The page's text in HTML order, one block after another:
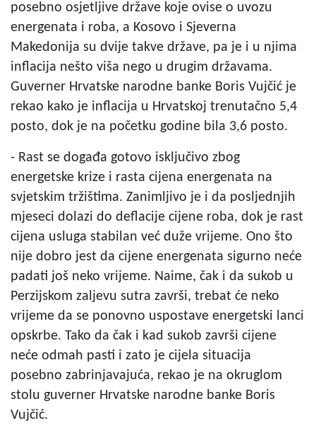
posebno osjetljive države koje ovise o uvozu
energenata i roba, a Kosovo i Sjeverna
Makedonija su dvije takve države, pa je i u njima
inflacija nešto viša nego u drugim državama.
Guverner Hrvatske narodne banke Boris Vujčić je
rekao kako je inflacija u Hrvatskoj trenutačno 5,4
posto, dok je na početku godine bila 3,6 posto.
- Rast se događa gotovo isključivo zbog
energetske krize i rasta cijena energenata na
svjetskim tržištima. Zanimljivo je i da posljednjih
mjeseci dolazi do deflacije cijene roba, dok je rast
cijena usluga stabilan već duže vrijeme. Ono što
nije dobro jest da cijene energenata sigurno neće
padati još neko vrijeme. Naime, čak i da sukob u
Perzijskom zaljevu sutra završi, trebat će neko
vrijeme da se ponovno uspostave energetski lanci
opskrbe. Tako da čak i kad sukob završi cijene
neće odmah pasti i zato je cijela situacija
posebno zabrinjavajuća, rekao je na okruglom
stolu guverner Hrvatske narodne banke Boris
Vujčić.